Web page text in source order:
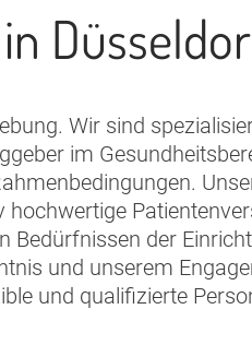
Wir sind
im
hochwertige
Bedürfnissen der
und unserem
und qualifizierte